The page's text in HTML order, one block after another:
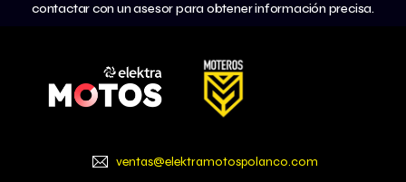
contactar con un asesor para obtener información precisa.
ventas@elektramotospolanco.com